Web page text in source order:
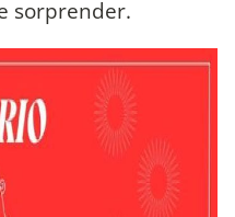
sorprender.